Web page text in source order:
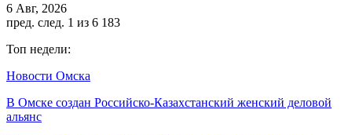
6 Авг, 2026
пред. след. 1 из 6 183
Топ недели:
Новости Омска
В Омске создан Российско‑Казахстанский женский деловой
альянс